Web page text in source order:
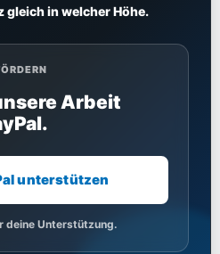
gleich in welcher Höhe.
Arbeit
unterstützen
deine Unterstützung.